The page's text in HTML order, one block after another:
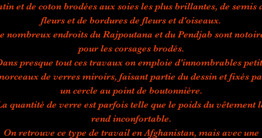
et de coton brodées aux soies les plus brillantes, de semis
fleurs et de bordures de fleurs et d'oiseaux.
nombreux endroits du Rajpoutana et du Pendjab sont
pour les corsages brodés.
presque tout ces travaux on emploie d'innombrables
de verres miroirs, faisant partie du dessin et fixés
un cercle au point de boutonnière.
quantité de verre est parfois telle que le poids du vêtement
rend inconfortable.
On retrouve ce type de travail en Afghanistan, mais avec une